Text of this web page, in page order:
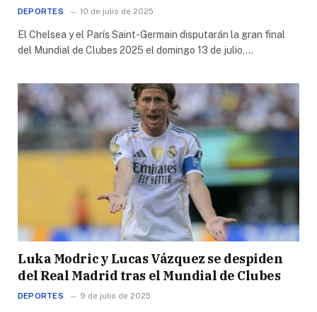
DEPORTES 10 de julio de 2025
El Chelsea y el París Saint-Germain disputarán la gran final
del Mundial de Clubes 2025 el domingo 13 de julio,…
Luka Modric y Lucas Vázquez se despiden
del Real Madrid tras el Mundial de Clubes
DEPORTES 9 de julio de 2025